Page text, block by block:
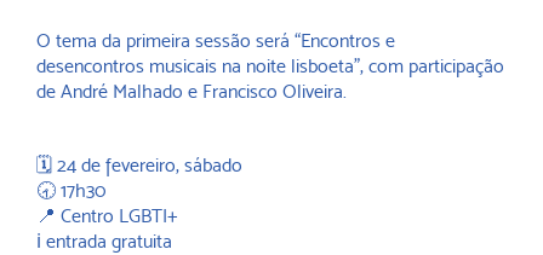
O tema da primeira sessão será “Encontros e
desencontros musicais na noite lisboeta”, com participação
de André Malhado e Francisco Oliveira.
🗓️ 24 de fevereiro, sábado
🕣 17h30
📍 Centro LGBTI+
ℹ️ entrada gratuita